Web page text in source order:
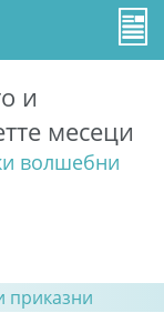
и
месеци
волшебни
приказни